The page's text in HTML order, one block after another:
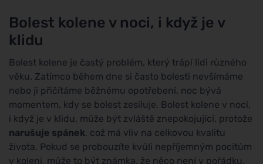
Bolest kolene v noci, i když je v
klidu
Bolest kolene je častý problém, který trápí lidi různého
věku. Zatímco během dne si často bolesti nevšímáme
nebo ji přičítáme běžnému opotřebení, noc bývá
momentem, kdy se bolest zesiluje. Bolest kolene v noci,
i když je v klidu, může být zvláště znepokojující, protože
narušuje spánek, což má vliv na celkovou kvalitu
života. Pokud se probouzíte kvůli nepříjemným pocitům
v koleni, může to být známka, že něco není v pořádku.